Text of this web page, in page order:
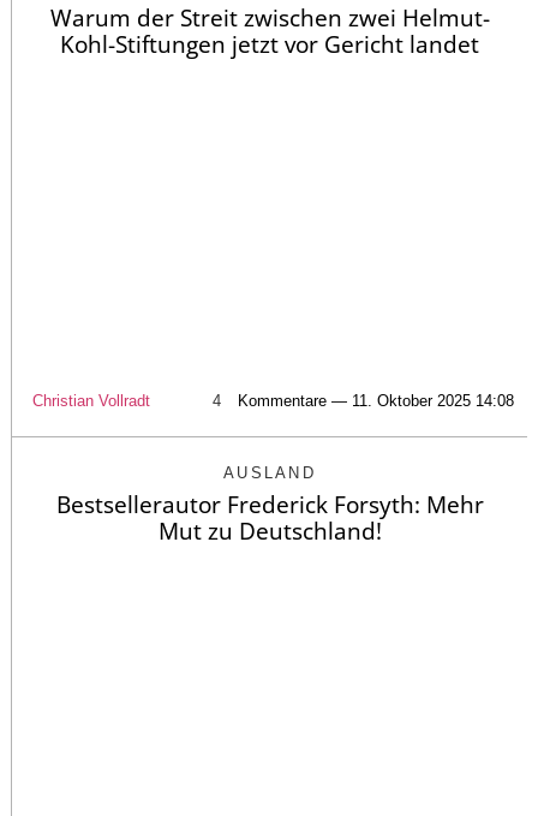
Warum der Streit zwischen zwei Helmut-
Kohl-Stiftungen jetzt vor Gericht landet
Christian Vollradt 4 Kommentare — 11. Oktober 2025 14:08
AUSLAND
Bestsellerautor Frederick Forsyth: Mehr
Mut zu Deutschland!